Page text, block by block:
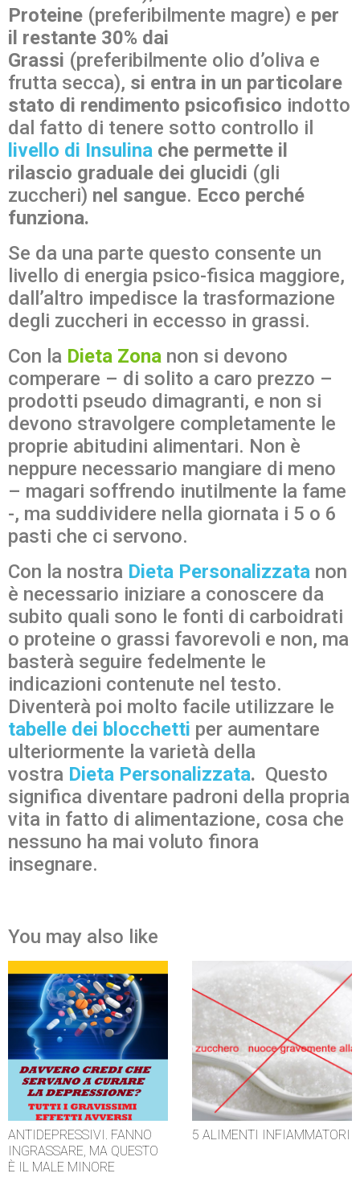
Proteine (preferibilmente magre) e per
il restante 30% dai
Grassi (preferibilmente olio d’oliva e
frutta secca), si entra in un particolare
stato di rendimento psicofisico indotto
dal fatto di tenere sotto controllo il
livello di Insulina che permette il
rilascio graduale dei glucidi (gli
zuccheri) nel sangue. Ecco perché
funziona.
Se da una parte questo consente un
livello di energia psico-fisica maggiore,
dall’altro impedisce la trasformazione
degli zuccheri in eccesso in grassi.
Con la Dieta Zona non si devono
comperare – di solito a caro prezzo –
prodotti pseudo dimagranti, e non si
devono stravolgere completamente le
proprie abitudini alimentari. Non è
neppure necessario mangiare di meno
– magari soffrendo inutilmente la fame
-, ma suddividere nella giornata i 5 o 6
pasti che ci servono.
Con la nostra Dieta Personalizzata non
è necessario iniziare a conoscere da
subito quali sono le fonti di carboidrati
o proteine o grassi favorevoli e non, ma
basterà seguire fedelmente le
indicazioni contenute nel testo.
Diventerà poi molto facile utilizzare le
tabelle dei blocchetti per aumentare
ulteriormente la varietà della
vostra Dieta Personalizzata. Questo
significa diventare padroni della propria
vita in fatto di alimentazione, cosa che
nessuno ha mai voluto finora
insegnare.
You may also like
ANTIDEPRESSIVI. FANNO
INGRASSARE, MA QUESTO
È IL MALE MINORE
5 ALIMENTI INFIAMMATORI